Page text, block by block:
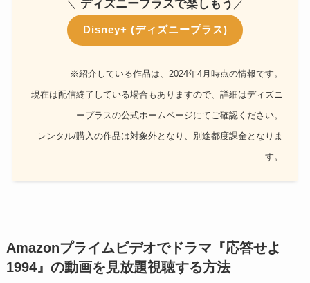
＼ ディズニープラスで楽しもう ／
Disney+ (ディズニープラス)
※紹介している作品は、2024年4月時点の情報です。
現在は配信終了している場合もありますので、詳細はディズニ
ープラスの公式ホームページにてご確認ください。
レンタル/購入の作品は対象外となり、別途都度課金となりま
す。
Amazonプライムビデオでドラマ『応答せよ
1994』の動画を見放題視聴する方法